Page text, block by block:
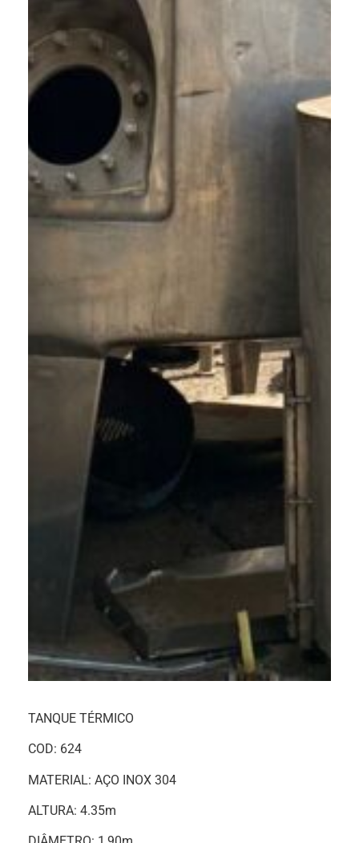
TANQUE TÉRMICO
COD: 624
MATERIAL: AÇO INOX 304
ALTURA: 4.35m